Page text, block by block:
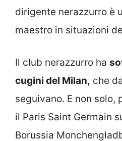
dirigente nerazzurro è
maestro in situazioni
Il club nerazzurro ha
cugini del Milan, che
seguivano. E non solo,
il Paris Saint Germain
Borussia